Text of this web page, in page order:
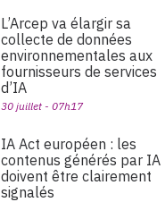
L’Arcep va élargir sa
collecte de données
environnementales aux
fournisseurs de services
d’IA
30 juillet - 07h17
IA Act européen : les
contenus générés par IA
doivent être clairement
signalés